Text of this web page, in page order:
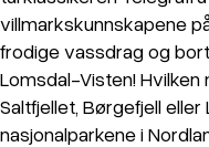
villmarkskunnskapene
frodige vassdrag og
Lomsdal-Visten! Hvilken
Saltfjellet, Børgefjell
nasjonalparkene i